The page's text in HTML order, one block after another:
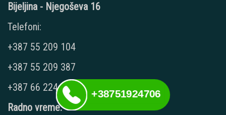
Bijeljina - Njegoševa 16
Telefoni:
+387 55 209 104
+387 55 209 387
+387 66 224 417
Radno vreme:
+38751924706